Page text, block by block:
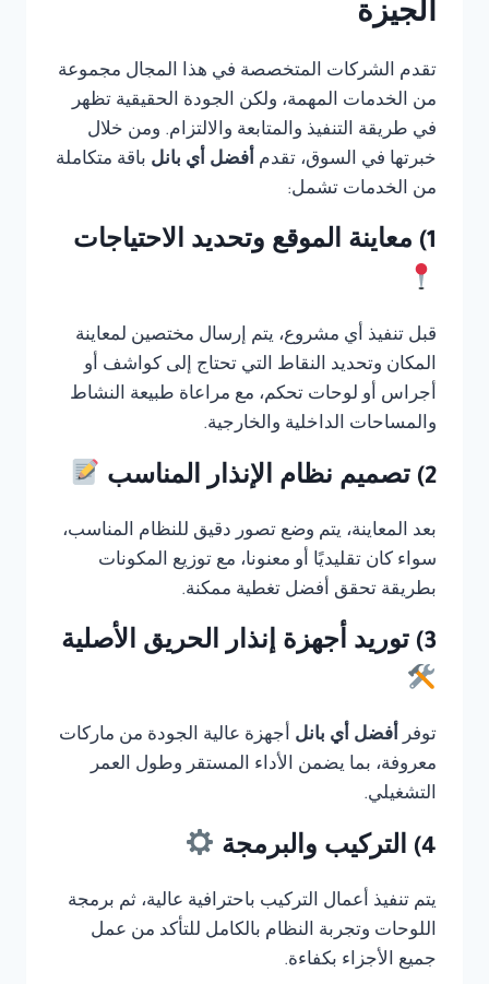
الجيزة
تقدم الشركات المتخصصة في هذا المجال مجموعة
من الخدمات المهمة، ولكن الجودة الحقيقية تظهر
في طريقة التنفيذ والمتابعة والالتزام. ومن خلال
خبرتها في السوق، تقدم أفضل أي بانل باقة متكاملة
من الخدمات تشمل:
1) معاينة الموقع وتحديد الاحتياجات
قبل تنفيذ أي مشروع، يتم إرسال مختصين لمعاينة
المكان وتحديد النقاط التي تحتاج إلى كواشف أو
أجراس أو لوحات تحكم، مع مراعاة طبيعة النشاط
والمساحات الداخلية والخارجية.
2) تصميم نظام الإنذار المناسب
بعد المعاينة، يتم وضع تصور دقيق للنظام المناسب،
سواء كان تقليديًا أو معنونا، مع توزيع المكونات
بطريقة تحقق أفضل تغطية ممكنة.
3) توريد أجهزة إنذار الحريق الأصلية
توفر أفضل أي بانل أجهزة عالية الجودة من ماركات
معروفة، بما يضمن الأداء المستقر وطول العمر
التشغيلي.
4) التركيب والبرمجة
يتم تنفيذ أعمال التركيب باحترافية عالية، ثم برمجة
اللوحات وتجربة النظام بالكامل للتأكد من عمل
جميع الأجزاء بكفاءة.